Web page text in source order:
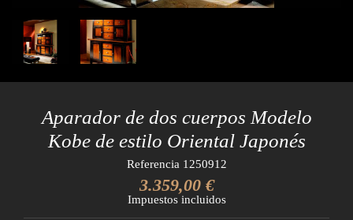
Aparador de dos cuerpos Modelo
Kobe de estilo Oriental Japonés
Referencia 1250912
3.359,00 €
Impuestos incluidos